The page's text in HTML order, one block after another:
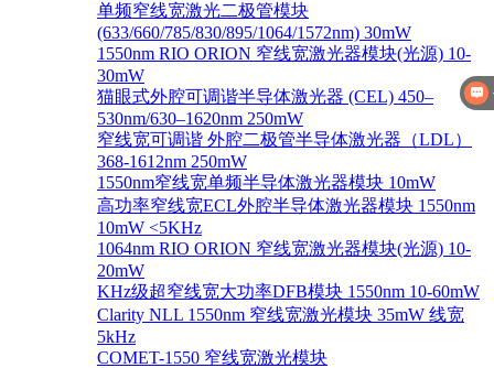
单频窄线宽激光二极管模块
(633/660/785/830/895/1064/1572nm) 30mW
1550nm RIO ORION 窄线宽激光器模块(光源) 10-
30mW
猫眼式外腔可调谐半导体激光器 (CEL) 450–
530nm/630–1620nm 250mW
窄线宽可调谐 外腔二极管半导体激光器（LDL）
368-1612nm 250mW
1550nm窄线宽单频半导体激光器模块 10mW
高功率窄线宽ECL外腔半导体激光器模块 1550nm
10mW <5KHz
1064nm RIO ORION 窄线宽激光器模块(光源) 10-
20mW
KHz级超窄线宽大功率DFB模块 1550nm 10-60mW
Clarity NLL 1550nm 窄线宽激光模块 35mW 线宽
5kHz
COMET-1550 窄线宽激光模块